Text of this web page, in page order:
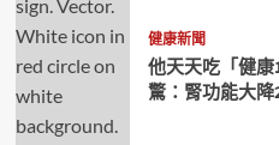
健康新聞
他天天吃「健
驚：腎功能大降